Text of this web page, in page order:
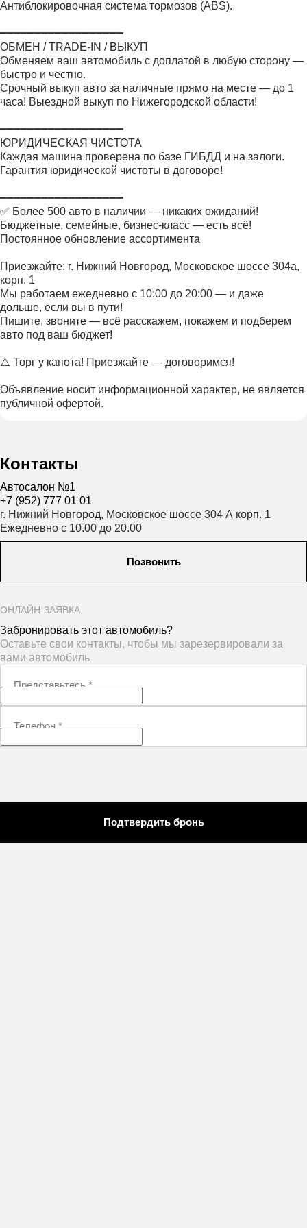
Антиблокировочная система тормозов (ABS).
━━━━━━━━━━━━━━━━━━
ОБМЕН / TRADE-IN / ВЫКУП
Обменяем ваш автомобиль с доплатой в любую сторону —
быстро и честно.
Срочный выкуп авто за наличные прямо на месте — до 1
часа! Выездной выкуп по Нижегородской области!
━━━━━━━━━━━━━━━━━━
ЮРИДИЧЕСКАЯ ЧИСТОТА
Каждая машина проверена по базе ГИБДД и на залоги.
Гарантия юридической чистоты в договоре!
━━━━━━━━━━━━━━━━━━
✅ Более 500 авто в наличии — никаких ожиданий!
Бюджетные, семейные, бизнес-класс — есть всё!
Постоянное обновление ассортимента
Приезжайте: г. Нижний Новгород, Московское шоссе 304а,
корп. 1
Мы работаем ежедневно с 10:00 до 20:00 — и даже
дольше, если вы в пути!
Пишите, звоните — всё расскажем, покажем и подберем
авто под ваш бюджет!
⚠️ Торг у капота! Приезжайте — договоримся!
Объявление носит информационной характер, не является
публичной офертой.
Контакты
Автосалон №1
+7 (952) 777 01 01
г. Нижний Новгород, Московское шоссе 304 А корп. 1
Ежедневно с 10.00 до 20.00
Позвонить
ОНЛАЙН-ЗАЯВКА
Забронировать этот автомобиль?
Оставьте свои контакты, чтобы мы зарезервировали за
вами автомобиль
Представьтесь*
Телефон*
Подтвердить бронь